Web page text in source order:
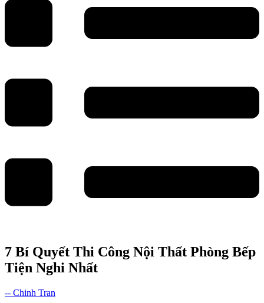
7 Bí Quyết Thi Công Nội Thất Phòng Bếp
Tiện Nghi Nhất
-- Chinh Tran